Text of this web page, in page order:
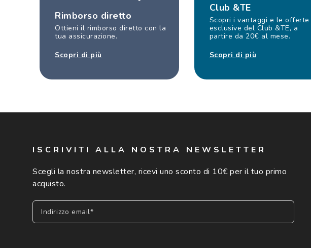
Rimborso diretto
Ottieni il rimborso diretto con la
tua assicurazione.
Scopri di più
Club &TE
Scopri i vantaggi e le offerte
esclusive del Club &TE, a
partire da 20€ al mese.
Scopri di più
ISCRIVITI ALLA NOSTRA NEWSLETTER
Scegli la nostra newsletter, ricevi uno sconto di 10€ per il tuo primo
acquisto.
Indirizzo email*